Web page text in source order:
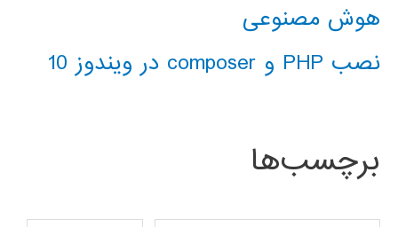
هوش مصنوعی
نصب PHP و composer در ویندوز 10
برچسب‌ها